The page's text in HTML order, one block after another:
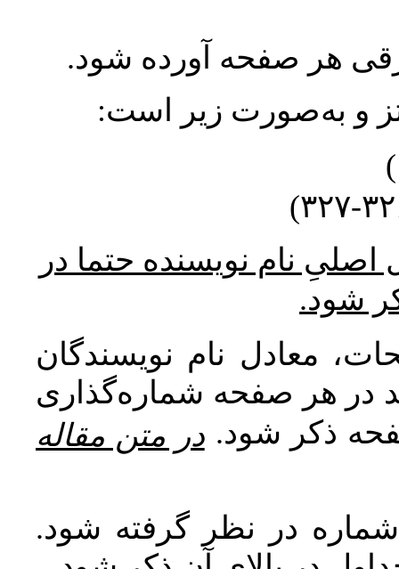
هر صفحه آورده شود.
و به‌صورت زیر است:
نام نویسنده حتما در
شود.
معادل نام نویسندگان
در هر صفحه شماره‌گذاری
ذکر شود. در متن مقاله
در نظر گرفته شود.